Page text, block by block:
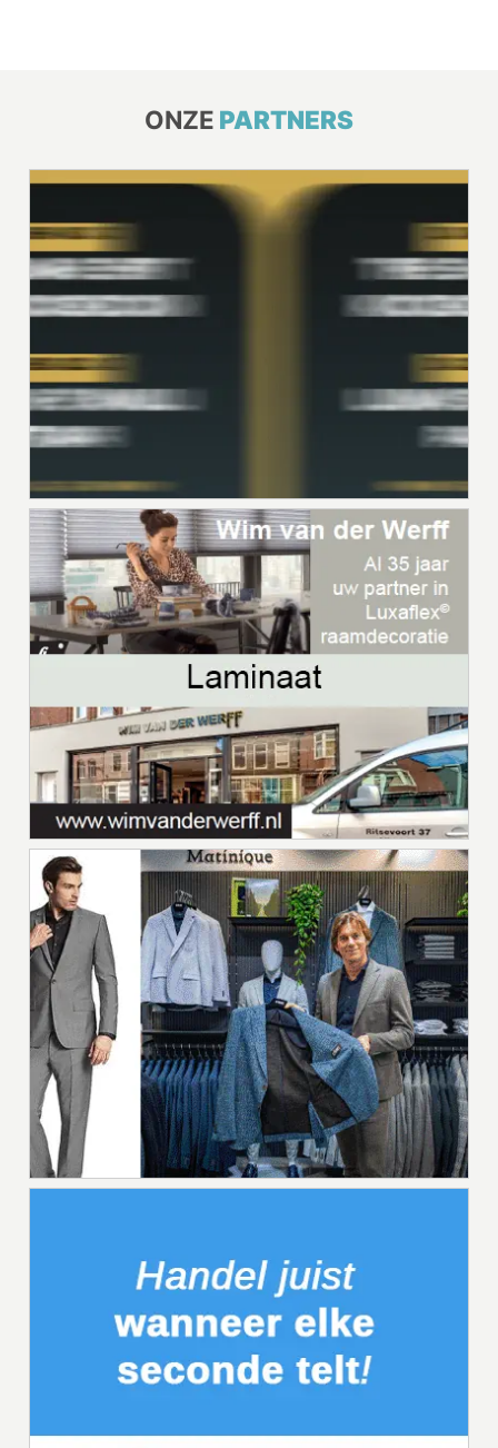
ONZE PARTNERS